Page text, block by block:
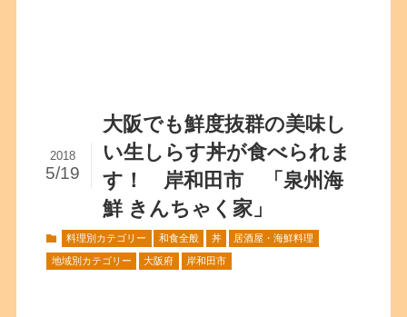
大阪でも鮮度抜群の美味し
い生しらす丼が食べられま
す！ 岸和田市 「泉州海
鮮 きんちゃく家」
2018
5/19
料理別カテゴリー 和食全般 丼 居酒屋・海鮮料理
地域別カテゴリー 大阪府 岸和田市